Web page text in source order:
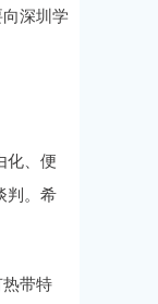
深圳学
化、便
判。希
带特